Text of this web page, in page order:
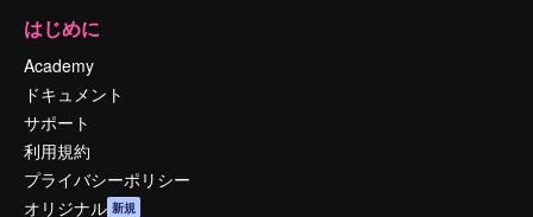
はじめに
Academy
ドキュメント
サポート
利用規約
プライバシーポリシー
オリジナル 新規